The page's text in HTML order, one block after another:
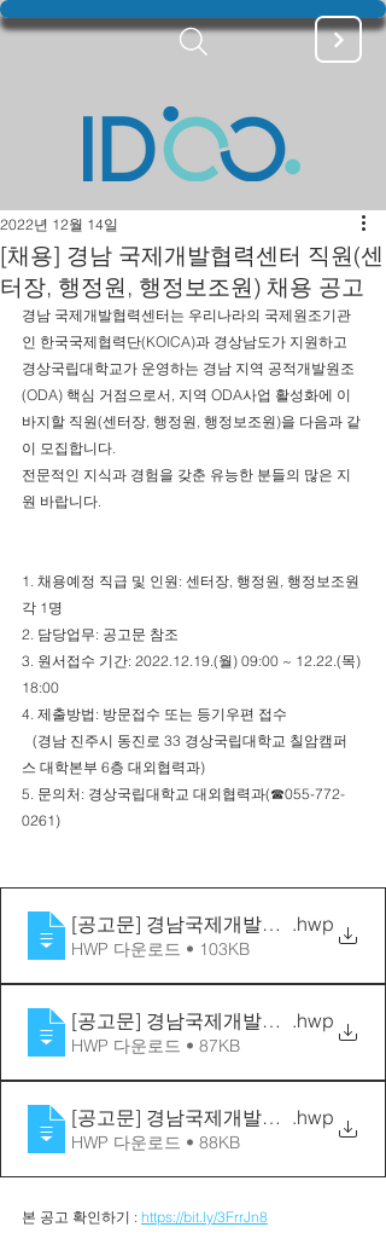
[채용] 경남 국제개발협력센터 직원(센
터장, 행정원, 행정보조원) 채용 공고
2022년 12월 14일
경남 국제개발협력센터는 우리나라의 국제원조기관
인 한국국제협력단(KOICA)과 경상남도가 지원하고
경상국립대학교가 운영하는 경남 지역 공적개발원조
(ODA) 핵심 거점으로서, 지역 ODA사업 활성화에 이
바지할 직원(센터장, 행정원, 행정보조원)을 다음과 같
이 모집합니다.
전문적인 지식과 경험을 갖춘 유능한 분들의 많은 지
원 바랍니다.
1. 채용예정 직급 및 인원: 센터장, 행정원, 행정보조원
각 1명
2. 담당업무: 공고문 참조
3. 원서접수 기간: 2022.12.19.(월) 09:00 ~ 12.22.(목)
18:00
4. 제출방법: 방문접수 또는 등기우편 접수
스 대학본부 6층 대외협력과)
5. 문의처: 경상국립대학교 대외협력과(☎055-772-
0261)
[공고문] 경남국제개발협력센터 센터
.hwp
HWP 다운로드 • 103KB
[공고문] 경남국제개발협력센터 행정
.hwp
HWP 다운로드 • 87KB
[공고문] 경남국제개발협력센터 행정
.hwp
HWP 다운로드 • 88KB
본 공고 확인하기 : https://bit.ly/3FrrJn8